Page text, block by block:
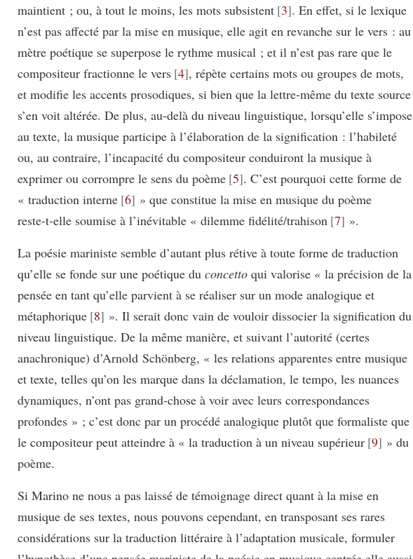
maintient ; ou, à tout le moins, les mots subsistent 3 . En effet, si le lexique
n’est pas affecté par la mise en musique, elle agit en revanche sur le vers : au
mètre poétique se superpose le rythme musical ; et il n’est pas rare que le
compositeur fractionne le vers 4 , répète certains mots ou groupes de mots,
et modifie les accents prosodiques, si bien que la lettre-même du texte source
s’en voit altérée. De plus, au‑delà du niveau linguistique, lorsqu’elle s’impose
au texte, la musique participe à l’élaboration de la signification : l’habileté
ou, au contraire, l’incapacité du compositeur conduiront la musique à
exprimer ou corrompre le sens du poème 5 . C’est pourquoi cette forme de
« traduction interne 6 » que constitue la mise en musique du poème
reste‑t‑elle soumise à l’inévitable « dilemme fidélité/trahison 7 ».
La poésie mariniste semble d’autant plus rétive à toute forme de traduction
qu’elle se fonde sur une poétique du concetto qui valorise « la précision de la
pensée en tant qu’elle parvient à se réaliser sur un mode analogique et
métaphorique 8 ». Il serait donc vain de vouloir dissocier la signification du
niveau linguistique. De la même manière, et suivant l’autorité (certes
anachronique) d’Arnold Schönberg, « les relations apparentes entre musique
et texte, telles qu’on les marque dans la déclamation, le tempo, les nuances
dynamiques, n’ont pas grand‑chose à voir avec leurs correspondances
profondes » ; c’est donc par un procédé analogique plutôt que formaliste que
le compositeur peut atteindre à « la traduction à un niveau supérieur 9 » du
poème.
Si Marino ne nous a pas laissé de témoignage direct quant à la mise en
musique de ses textes, nous pouvons cependant, en transposant ses rares
considérations sur la traduction littéraire à l’adaptation musicale, formuler